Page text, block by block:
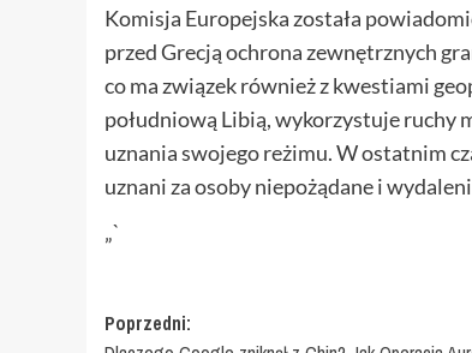
Komisja Europejska została
przed Grecją ochrona zewnętrznych
co ma związek również z kwestiami
południową Libią, wykorzystuje ruchy
uznania swojego reżimu. W ostatnim
uznani za osoby niepożądane i
„`
Zobacz
Poprzedni: